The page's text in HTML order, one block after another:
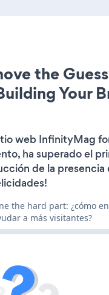
the
Your
web InfinityMag
ha superado el
de la presencia
the hard part: ¿cómo
a más visitantes?